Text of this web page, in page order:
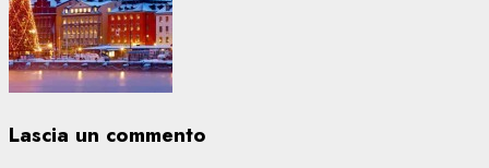
Lascia un commento